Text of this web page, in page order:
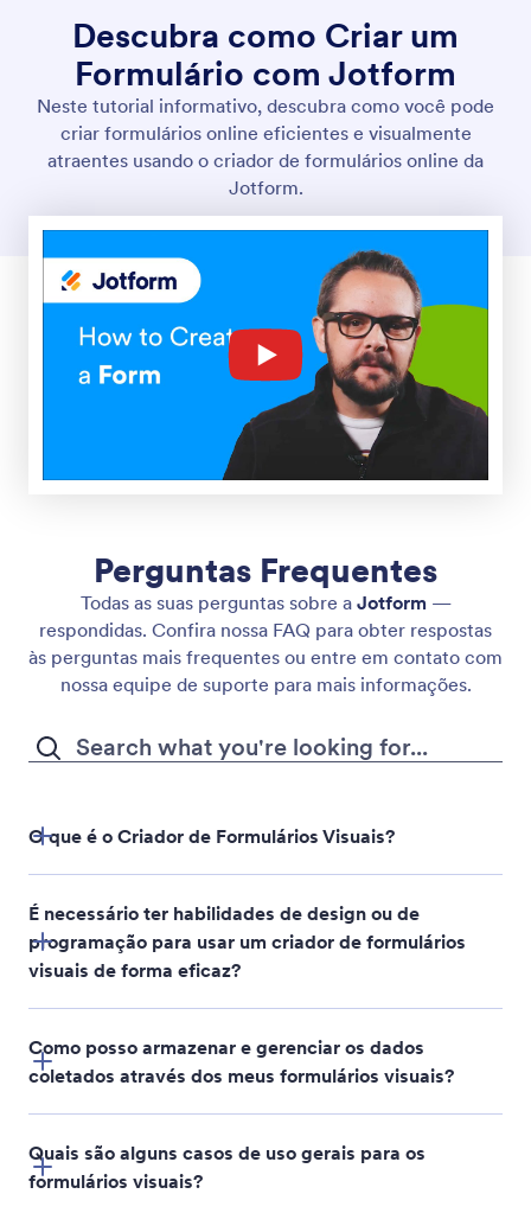
Descubra como Criar um
Formulário com Jotform
Neste tutorial informativo, descubra como você pode
criar formulários online eficientes e visualmente
atraentes usando o criador de formulários online da
Jotform.
Perguntas Frequentes
Todas as suas perguntas sobre a Jotform—
respondidas. Confira nossa FAQ para obter respostas
às perguntas mais frequentes ou entre em contato com
nossa equipe de suporte para mais informações.
O que é o Criador de Formulários Visuais?
É necessário ter habilidades de design ou de
programação para usar um criador de formulários
visuais de forma eficaz?
Como posso armazenar e gerenciar os dados
coletados através dos meus formulários visuais?
Quais são alguns casos de uso gerais para os
formulários visuais?